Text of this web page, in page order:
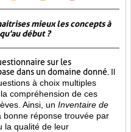
mieux les concepts à
début ?
sur les
dans un domaine donné. Il
à choix multiples
compréhension de ces
Ainsi, un Inventaire de
bonne réponse trouvée par
la qualité de leur